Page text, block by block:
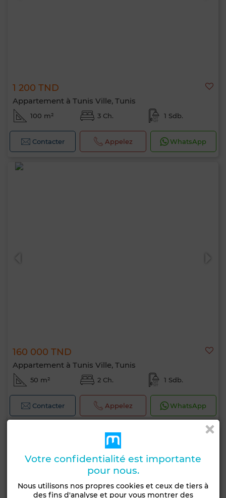
1 200 TND
Appartement à Tunis Ville, Tunis
100 m² 3 Ch. 1 Sdb.
Contacter Appelez WhatsApp
160 000 TND
Appartement à Tunis Ville, Tunis
50 m² 2 Ch. 1 Sdb.
Contacter Appelez WhatsApp
Votre confidentialité est importante
pour nous.
Nous utilisons nos propres cookies et ceux de tiers à
des fins d'analyse et pour vous montrer des